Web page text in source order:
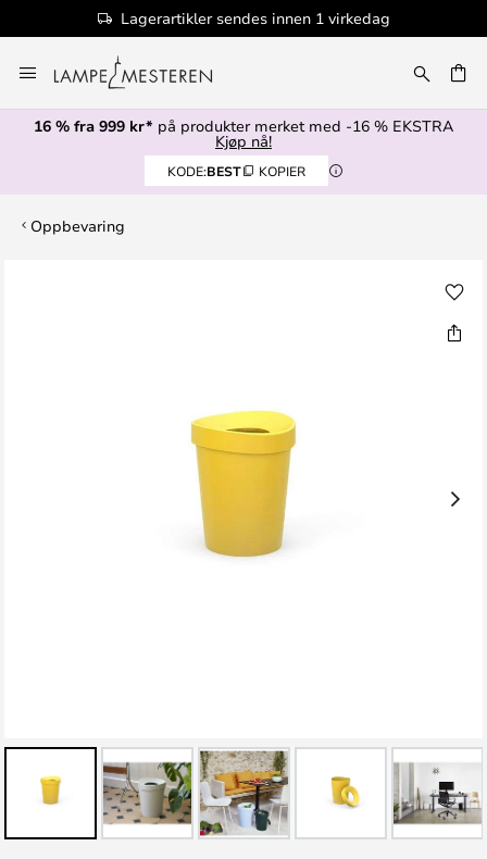
Lagerartikler sendes innen 1 virkedag
til
innhold
16 % fra 999 kr* på produkter merket med -16 % EKSTRA
Kjøp nå!
KODE:BEST KOPIER
Oppbevaring